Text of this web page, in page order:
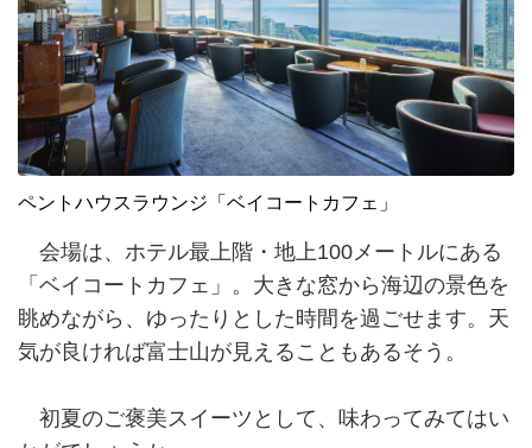
ペントハウスラウンジ「ベイコートカフェ」
会場は、ホテル最上階・地上100メートルにある
「ベイコートカフェ」。大きな窓から海辺の景色を
眺めながら、ゆったりとした時間を過ごせます。天
気が良ければ富士山が見えることもあるそう。
初夏のご褒美スイーツとして、味わってみてはい